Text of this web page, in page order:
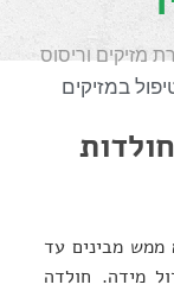
מזיקים וריסוס
במזיקים
ממש מבינים עד
מידה. חולדה